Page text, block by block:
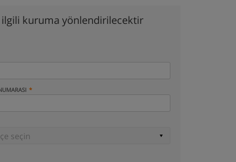
ilgili kuruma yönlendirilecektir